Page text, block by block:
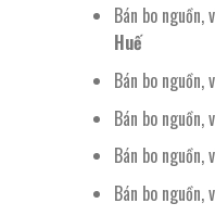
Bán bo
Huế
Bán bo
Bán bo
Bán bo
Bán bo